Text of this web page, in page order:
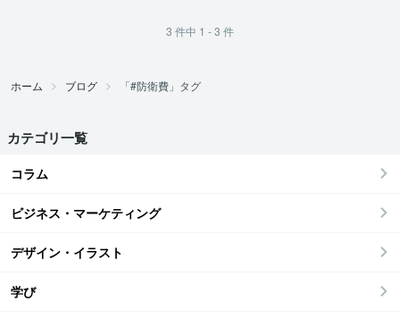
3 件中 1 - 3 件
ホーム ブログ 「#防衛費」タグ
カテゴリ一覧
コラム
ビジネス・マーケティング
デザイン・イラスト
学び